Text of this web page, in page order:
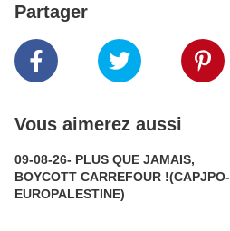
Partager
Vous aimerez aussi
09-08-26- PLUS QUE JAMAIS,
BOYCOTT CARREFOUR !(CAPJPO-
EUROPALESTINE)